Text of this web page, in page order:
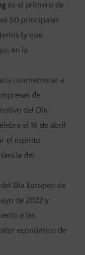
es el primero de
50 principales
(y que
en la
conmemorar a
de
del Día
el 16 de abril
el espíritu
del
Día Europeo de
de 2022 y
a las
económico de